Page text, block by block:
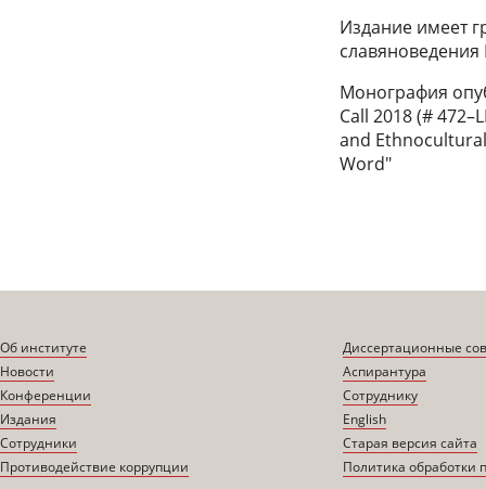
Издание имеет
Монография
Call 2018 (#
and
Word"
Об институте
Новости
Конференции
Издания
Сотрудники
Противодействие коррупции
Диссертационные
Аспирантура
Сотруднику
English
Старая версия сайта
Политика обработки